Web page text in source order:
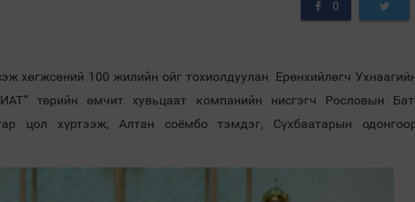
0
хөгжсөний 100 жилийн ойг тохиолдуулан Ерөнхийлөгч
төрийн өмчит хувьцаат компанийн нисгэгч Рословын
цол хүртээж, Алтан соёмбо тэмдэг, Сүхбаатарын